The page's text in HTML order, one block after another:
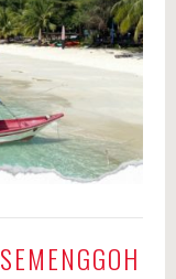
SEMENGGOH